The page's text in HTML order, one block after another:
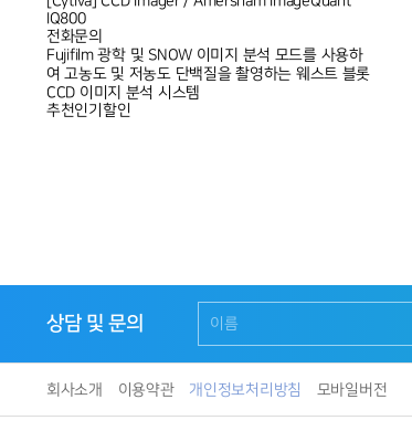
IQ800
전화문의
Fujifilm 광학 및 SNOW 이미지 분석 모드를 사용하
여 고농도 및 저농도 단백질을 촬영하는 웨스트 블롯
CCD 이미지 분석 시스템
추천인기 할인
상담 및 문의
회사소개 이용약관 개인정보처리방침 모바일버전